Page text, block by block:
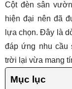
Cột đèn sân
hiện đại nên đã
lựa chọn. Đây là
đáp ứng nhu cầu
trời lại vừa mang
Mục lục